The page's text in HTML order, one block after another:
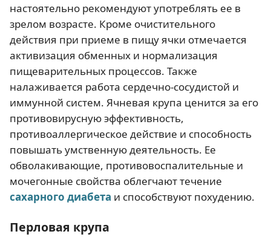
настоятельно рекомендуют употреблять ее в
зрелом возрасте. Кроме очистительного
действия при приеме в пищу ячки отмечается
активизация обменных и нормализация
пищеварительных процессов. Также
налаживается работа сердечно-сосудистой и
иммунной систем. Ячневая крупа ценится за его
противовирусную эффективность,
противоаллергическое действие и способность
повышать умственную деятельность. Ее
обволакивающие, противовоспалительные и
мочегонные свойства облегчают течение
сахарного диабета и способствуют похудению.
Перловая крупа